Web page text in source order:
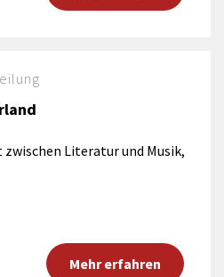
Literatur und Musik,
Mehr erfahren